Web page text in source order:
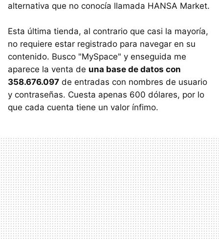
alternativa que no conocía llamada HANSA Market.
Esta última tienda, al contrario que casi la mayoría,
no requiere estar registrado para navegar en su
contenido. Busco "MySpace" y enseguida me
aparece la venta de una base de datos con
358.676.097 de entradas con nombres de usuario
y contraseñas. Cuesta apenas 600 dólares, por lo
que cada cuenta tiene un valor ínfimo.